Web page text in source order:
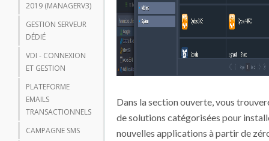
2019 (MANAGERV3)
GESTION SERVEUR
DÉDIÉ
VDI - CONNEXION
ET GESTION
PLATEFORME
EMAILS
TRANSACTIONNELS
CAMPAGNE SMS
Dans la section ouverte, vous
de solutions catégorisées pour
nouvelles applications à partir de